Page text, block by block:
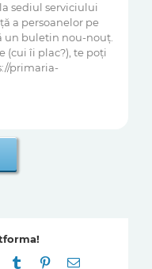
sediul serviciului
a persoanelor pe
un buletin nou-nouț.
(cui îi plac?), te poți
primaria-
WhatsApp
Tumblr Pinterest
E-